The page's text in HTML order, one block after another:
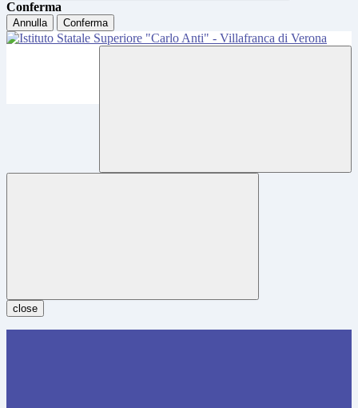
Conferma
Annulla Conferma
close